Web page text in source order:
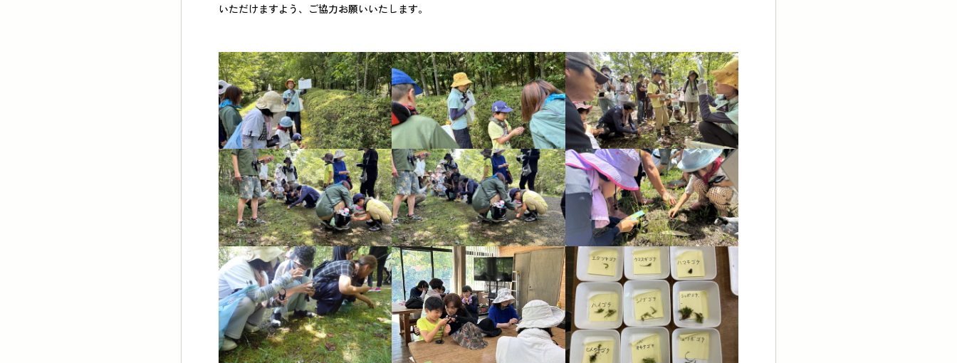
ホーム イベント 施設紹介 自然情報 公園での過ごし方 園内マップ お知らせ ブログ
アクセス 公園の利用について 私たちの取り組み スタッフの紹介 モリメイト
よくあるご質問 スタッフ・インターン募集
プライバシーポリシー 情報公開要領
利用時間: 9:00-17:00
休館日: 12月29日-1月3日
お問い合わせ
いただけますよう、ご協力お願いいたします。